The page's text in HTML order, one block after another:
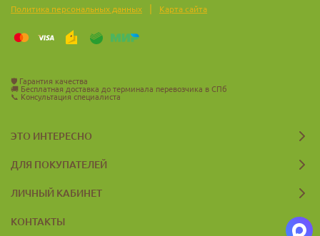
Политика персональных данных | Карта сайта
🛡️ Гарантия качества
🚚 Бесплатная доставка до терминала перевозчика в СПб
📞 Консультация специалиста
ЭТО ИНТЕРЕСНО
ДЛЯ ПОКУПАТЕЛЕЙ
ЛИЧНЫЙ КАБИНЕТ
КОНТАКТЫ